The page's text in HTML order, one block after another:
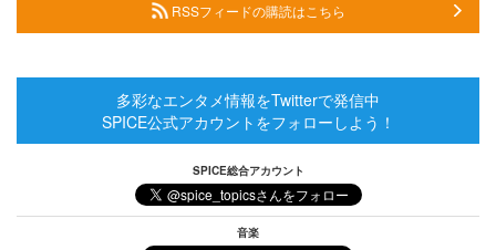
RSSフィードの購読はこちら
多彩なエンタメ情報をTwitterで発信中
SPICE公式アカウントをフォローしよう！
SPICE総合アカウント
音楽